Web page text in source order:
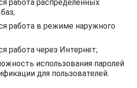
работа распределенных
работа в режиме наружного
работа через Интернет;
использования паролей
для пользователей.